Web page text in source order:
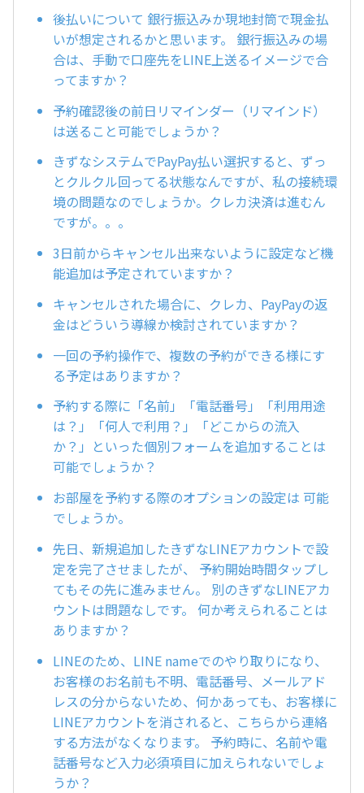
後払いについて 銀行振込みか現地封筒で現金払
いが想定されるかと思います。 銀行振込みの場
合は、手動で口座先をLINE上送るイメージで合
ってますか？
予約確認後の前日リマインダー（リマインド）
は送ること可能でしょうか？
きずなシステムでPayPay払い選択すると、ずっ
とクルクル回ってる状態なんですが、私の接続環
境の問題なのでしょうか。クレカ決済は進むん
ですが。。。
3日前からキャンセル出来ないように設定など機
能追加は予定されていますか？
キャンセルされた場合に、クレカ、PayPayの返
金はどういう導線か検討されていますか？
一回の予約操作で、複数の予約ができる様にす
る予定はありますか？
予約する際に「名前」「電話番号」「利用用途
は？」「何人で利用？」「どこからの流入
か？」といった個別フォームを追加することは
可能でしょうか？
お部屋を予約する際のオプションの設定は 可能
でしょうか。
先日、新規追加したきずなLINEアカウントで設
定を完了させましたが、 予約開始時間タップし
てもその先に進みません。 別のきずなLINEアカ
ウントは問題なしです。 何か考えられることは
ありますか？
LINEのため、LINE nameでのやり取りになり、
お客様のお名前も不明、電話番号、メールアド
レスの分からないため、何かあっても、お客様に
LINEアカウントを消されると、こちらから連絡
する方法がなくなります。 予約時に、名前や電
話番号など入力必須項目に加えられないでしょ
うか？